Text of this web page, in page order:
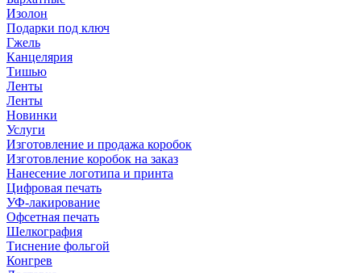
Изолон
Подарки под ключ
Гжель
Канцелярия
Тишью
Ленты
Ленты
Новинки
Услуги
Изготовление и продажа коробок
Изготовление коробок на заказ
Нанесение логотипа и принта
Цифровая печать
УФ-лакирование
Офсетная печать
Шелкография
Тиснение фольгой
Конгрев